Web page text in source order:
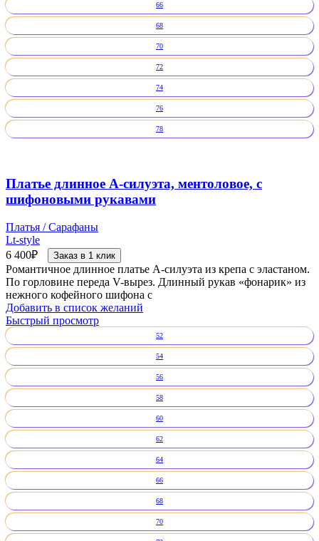
66
68
70
72
74
76
78
Платье длинное А-силуэта, ментоловое, с
шифоновыми рукавами
Платья / Сарафаны
Lt-style
6 400₽ Заказ в 1 клик
Романтичное длинное платье А-силуэта из крепа с эластаном.
По горловине переда V-вырез. Длинный рукав «фонарик» из
нежного кофейного шифона с
Добавить в список желаний
Быстрый просмотр
52
54
56
58
60
62
64
66
68
70